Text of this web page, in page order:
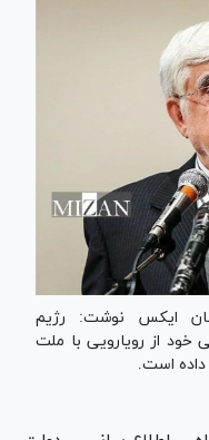
ایکس نوشت: رژیم
خود از رویارویی با ملت
داده است.